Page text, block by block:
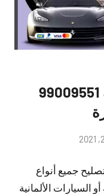
تعليقات
جميع أنواع
السيارات الألمانية